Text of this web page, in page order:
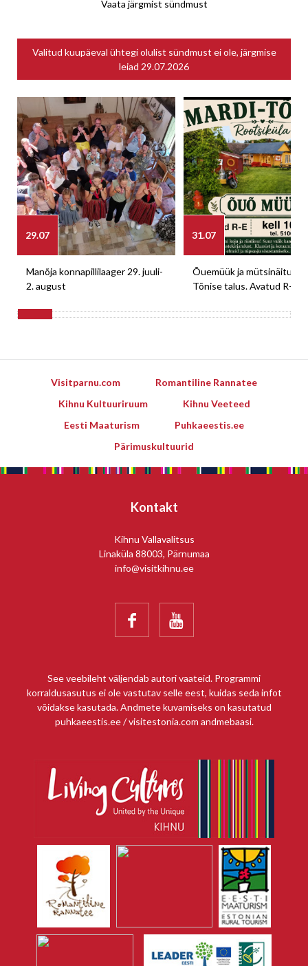
Vaata järgmist sündmust
Valitud kuupäeval ühtegi olulist sündmust ei ole, järgmise
leiad 29.07.2026
29.07
Manõja konnapillilaager 29. juuli-
2. august
31.07
Õuemüük ja mütsinäitus
Tõnise talus. Avatud R-E
Visitparnu.com
Romantiline Rannatee
Kihnu Kultuuriruum
Kihnu Veeteed
Eesti Maaturism
Puhkaeestis.ee
Pärimuskultuurid
Kontakt
Kihnu Vallavalitsus
Linaküla 88003, Pärnumaa
info@visitkihnu.ee
 
See veebileht väljendab autori vaateid. Programmi
korraldusasutus ei ole vastutav selle eest, kuidas seda infot
võidakse kasutada. Andmete kuvamiseks on kasutatud
puhkaeestis.ee / visitestonia.com andmebaasi.